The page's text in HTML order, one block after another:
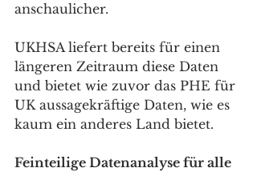
anschaulicher.
UKHSA liefert bereits für einen
längeren Zeitraum diese Daten
und bietet wie zuvor das PHE für
UK aussagekräftige Daten, wie es
kaum ein anderes Land bietet.
Feinteilige Datenanalyse für alle